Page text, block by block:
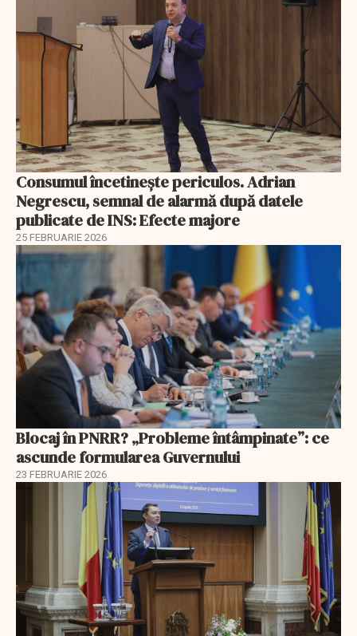
Consumul încetineşte periculos. Adrian
Negrescu, semnal de alarmă după datele
publicate de INS: Efecte majore
25 FEBRUARIE 2026
Blocaj în PNRR? „Probleme întâmpinate”: ce
ascunde formularea Guvernului
23 FEBRUARIE 2026